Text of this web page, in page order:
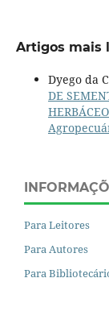
Artigos mais
Dyego da
DE
Para Leitores
Para Autores
Para